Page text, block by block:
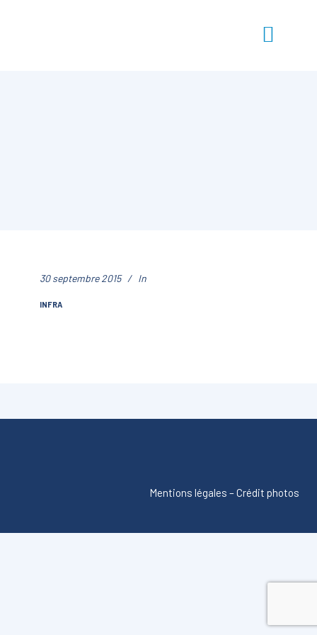
30 septembre 2015 In
INFRA
Mentions légales –Crédit photos